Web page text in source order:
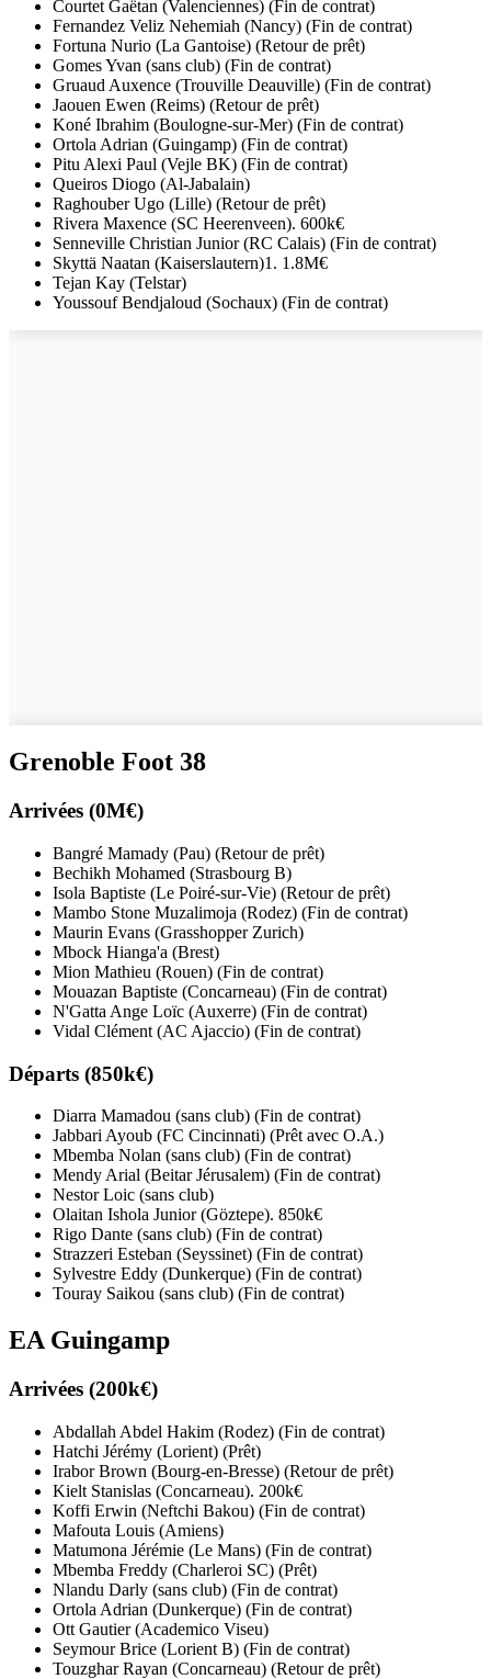
Courtet Gaëtan (Valenciennes) (Fin de contrat)
Fernandez Veliz Nehemiah (Nancy) (Fin de contrat)
Fortuna Nurio (La Gantoise) (Retour de prêt)
Gomes Yvan (sans club) (Fin de contrat)
Gruaud Auxence (Trouville Deauville) (Fin de contrat)
Jaouen Ewen (Reims) (Retour de prêt)
Koné Ibrahim (Boulogne-sur-Mer) (Fin de contrat)
Ortola Adrian (Guingamp) (Fin de contrat)
Pitu Alexi Paul (Vejle BK) (Fin de contrat)
Queiros Diogo (Al-Jabalain)
Raghouber Ugo (Lille) (Retour de prêt)
Rivera Maxence (SC Heerenveen). 600k€
Senneville Christian Junior (RC Calais) (Fin de contrat)
Skyttä Naatan (Kaiserslautern)1. 1.8M€
Tejan Kay (Telstar)
Youssouf Bendjaloud (Sochaux) (Fin de contrat)
Grenoble Foot 38
Arrivées (0M€)
Bangré Mamady (Pau) (Retour de prêt)
Bechikh Mohamed (Strasbourg B)
Isola Baptiste (Le Poiré-sur-Vie) (Retour de prêt)
Mambo Stone Muzalimoja (Rodez) (Fin de contrat)
Maurin Evans (Grasshopper Zurich)
Mbock Hianga'a (Brest)
Mion Mathieu (Rouen) (Fin de contrat)
Mouazan Baptiste (Concarneau) (Fin de contrat)
N'Gatta Ange Loïc (Auxerre) (Fin de contrat)
Vidal Clément (AC Ajaccio) (Fin de contrat)
Départs (850k€)
Diarra Mamadou (sans club) (Fin de contrat)
Jabbari Ayoub (FC Cincinnati) (Prêt avec O.A.)
Mbemba Nolan (sans club) (Fin de contrat)
Mendy Arial (Beitar Jérusalem) (Fin de contrat)
Nestor Loic (sans club)
Olaitan Ishola Junior (Göztepe). 850k€
Rigo Dante (sans club) (Fin de contrat)
Strazzeri Esteban (Seyssinet) (Fin de contrat)
Sylvestre Eddy (Dunkerque) (Fin de contrat)
Touray Saikou (sans club) (Fin de contrat)
EA Guingamp
Arrivées (200k€)
Abdallah Abdel Hakim (Rodez) (Fin de contrat)
Hatchi Jérémy (Lorient) (Prêt)
Irabor Brown (Bourg-en-Bresse) (Retour de prêt)
Kielt Stanislas (Concarneau). 200k€
Koffi Erwin (Neftchi Bakou) (Fin de contrat)
Mafouta Louis (Amiens)
Matumona Jérémie (Le Mans) (Fin de contrat)
Mbemba Freddy (Charleroi SC) (Prêt)
Nlandu Darly (sans club) (Fin de contrat)
Ortola Adrian (Dunkerque) (Fin de contrat)
Ott Gautier (Academico Viseu)
Seymour Brice (Lorient B) (Fin de contrat)
Touzghar Rayan (Concarneau) (Retour de prêt)